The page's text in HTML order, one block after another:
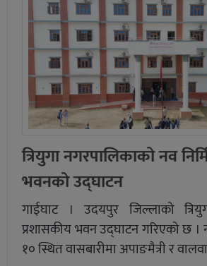
त्रियुगा नगरपालिकाको नव
भवनको उद्घाटन
गाईघाट । उदयपुर जिल्लाको
प्रशासकीय भवन उद्घाटन गरिएको छ ।
१० स्थित वासबारीमा अपाङमैत्री र